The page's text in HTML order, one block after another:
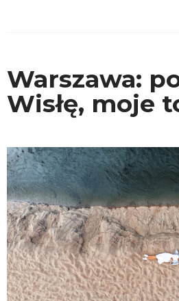
Warszawa:
Wisłę, moje